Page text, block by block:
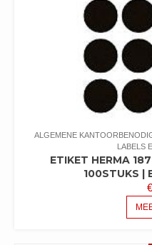
ALGEMENE
LABELS
ETIKET HERMA
100STUKS |
€